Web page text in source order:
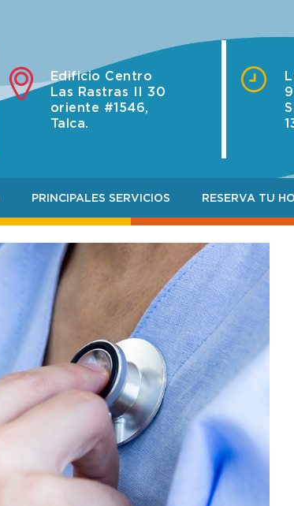
Edificio Centro
Las Rastras II 30
oriente #1546,
Talca.
PRINCIPALES SERVICIOS RESERVA TU